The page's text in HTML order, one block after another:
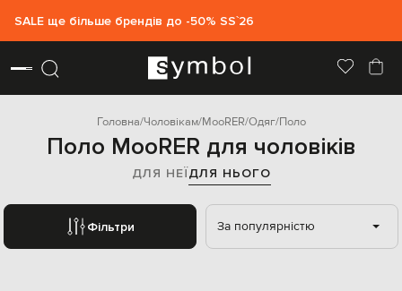
SALE ще більше брендів до -50% SS`26
Головна Чоловікам MooRER Одяг Поло
Поло MooRER для чоловіків
ДЛЯ НЕЇДЛЯ НЬОГО
Фільтри За популярністю